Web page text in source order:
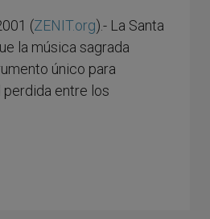
(ZENIT.org).- La Santa
la música sagrada
único para
perdida entre los